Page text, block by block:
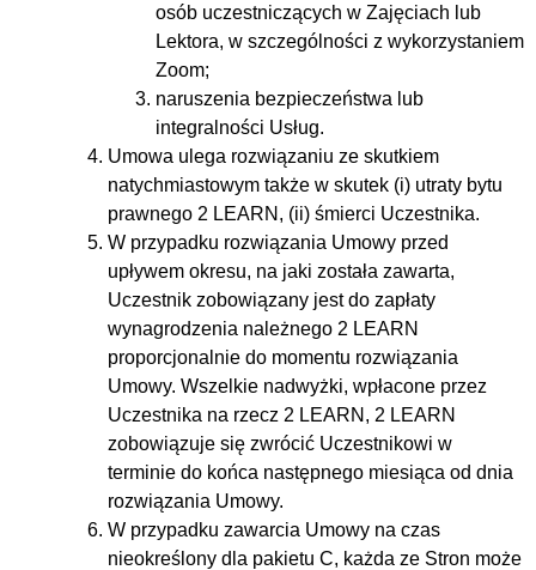
osób uczestniczących w Zajęciach lub
Lektora, w szczególności z wykorzystaniem
Zoom;
naruszenia bezpieczeństwa lub
integralności Usług.
Umowa ulega rozwiązaniu ze skutkiem
natychmiastowym także w skutek (i) utraty bytu
prawnego 2 LEARN, (ii) śmierci Uczestnika.
W przypadku rozwiązania Umowy przed
upływem okresu, na jaki została zawarta,
Uczestnik zobowiązany jest do zapłaty
wynagrodzenia należnego 2 LEARN
proporcjonalnie do momentu rozwiązania
Umowy. Wszelkie nadwyżki, wpłacone przez
Uczestnika na rzecz 2 LEARN, 2 LEARN
zobowiązuje się zwrócić Uczestnikowi w
terminie do końca następnego miesiąca od dnia
rozwiązania Umowy.
W przypadku zawarcia Umowy na czas
nieokreślony dla pakietu C, każda ze Stron może